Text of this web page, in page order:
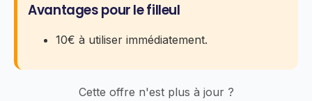
Avantages pour le filleul
10€ à utiliser immédiatement.
Cette offre n'est plus à jour ?